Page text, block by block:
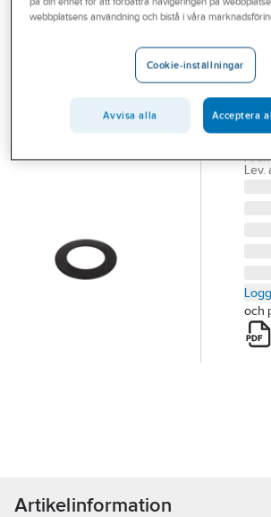
Branscher
Lev.
och
Artikelinformation
webbplatsens användning och bistå i våra
Cookie-inställningar
Avvisa alla Acceptera